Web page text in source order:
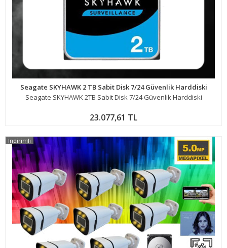
Seagate SKYHAWK 2 TB Sabit Disk 7/24 Güvenlik Harddiski
Seagate SKYHAWK 2TB Sabit Disk 7/24 Güvenlik Harddiski
23.077,61 TL
İndirimli